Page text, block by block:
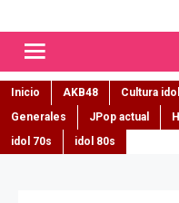
Inicio AKB48 Cultura idol
Generales
JPop actual
idol 70s
idol 80s